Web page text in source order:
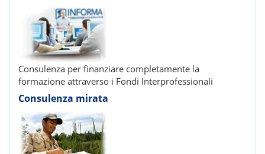
Consulenza per finanziare completamente la
formazione attraverso i Fondi Interprofessionali
Consulenza mirata